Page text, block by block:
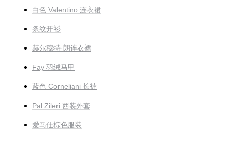
白色 Valentino 连衣裙
条纹开衫
赫尔穆特·朗连衣裙
Fay 羽绒马甲
蓝色 Corneliani 长裤
Pal Zileri 西装外套
爱马仕棕色服装